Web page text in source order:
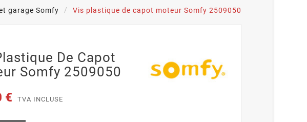
garage Somfy Vis plastique de capot moteur Somfy 2509050
De Capot
Somfy 2509050
€ TVA INCLUSE